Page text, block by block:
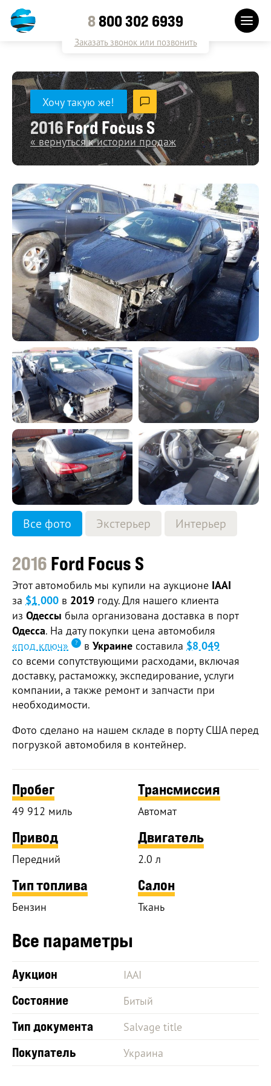
8800 302 6939
Заказать звонок или позвонить
2016Ford Focus S
« вернуться к истории продаж
Хочу такую же!
Все фото Экстерьер Интерьер
2016 Ford Focus S
Этот автомобиль мы купили на аукционе IAAI
за $1 000 в 2019 году. Для нашего клиента
из Одессы была организована доставка в порт
Одесса. На дату покупки цена автомобиля
«под ключ»
в Украине составила $8 049
со всеми сопутствующими расходами, включая
доставку, растаможку, экспедирование, услуги
компании, а также ремонт и запчасти при
необходимости.
Фото сделано на нашем складе в порту США перед
погрузкой автомобиля в контейнер.
Пробег
49 912 миль
Трансмиссия
Автомат
Привод
Передний
Двигатель
2.0 л
Тип топлива
Бензин
Салон
Ткань
Все параметры
Аукцион IAAI
Состояние Битый
Тип документа Salvage title
Покупатель Украина